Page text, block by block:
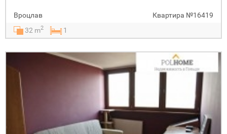
Вроцлав Квартира №16419
32 m2 1